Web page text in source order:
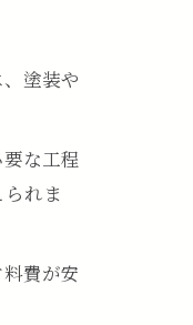
塗装や
な工程
れま
費が安